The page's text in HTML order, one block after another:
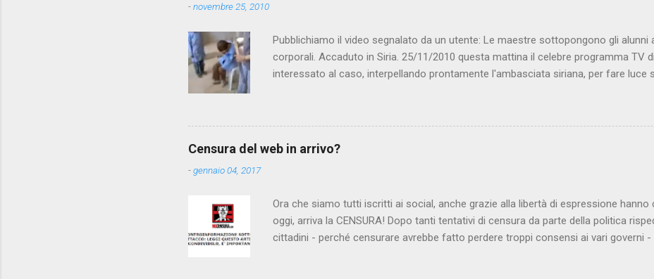
t
i
-novembre 25, 2010
Pubblichiamo il video segnalato da un utente: Le maestre sottopongono gli alunni
corporali. Accaduto in Siria. 25/11/2010 questa mattina il celebre programma TV
interessato al caso, interpellando prontamente l'ambasciata siriana, per fare luce
state punite e allontanate dalla scuola. LEGGI IL SERVIZIO . staff nocensura.com
Censura del web in arrivo?
-gennaio 04, 2017
Ora che siamo tutti iscritti ai social, anche grazie alla libertà di espressione
oggi, arriva la CENSURA! Dopo tanti tentativi di censura da parte della politica
cittadini - perché censurare avrebbe fatto perdere troppi consensi ai vari governi -
AGCM (da non confondere con AGCOM) tra l'altro il momento è proprizio perché